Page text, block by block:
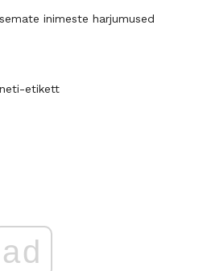
inimeste harjumused
etikett
ad